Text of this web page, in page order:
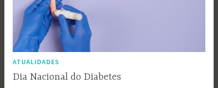
ATUALIDADES
Dia Nacional do Diabetes